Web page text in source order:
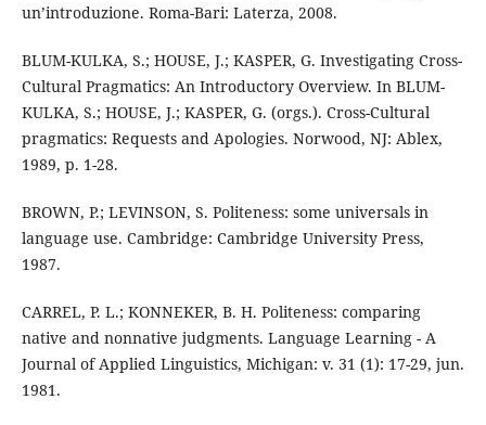
un’introduzione. Roma-Bari: Laterza, 2008.
BLUM-KULKA, S.; HOUSE, J.; KASPER, G. Investigating Cross-
Cultural Pragmatics: An Introductory Overview. In BLUM-
KULKA, S.; HOUSE, J.; KASPER, G. (orgs.). Cross-Cultural
pragmatics: Requests and Apologies. Norwood, NJ: Ablex,
1989, p. 1-28.
BROWN, P.; LEVINSON, S. Politeness: some universals in
language use. Cambridge: Cambridge University Press,
1987.
CARREL, P. L.; KONNEKER, B. H. Politeness: comparing
native and nonnative judgments. Language Learning - A
Journal of Applied Linguistics, Michigan: v. 31 (1): 17-29, jun.
1981.